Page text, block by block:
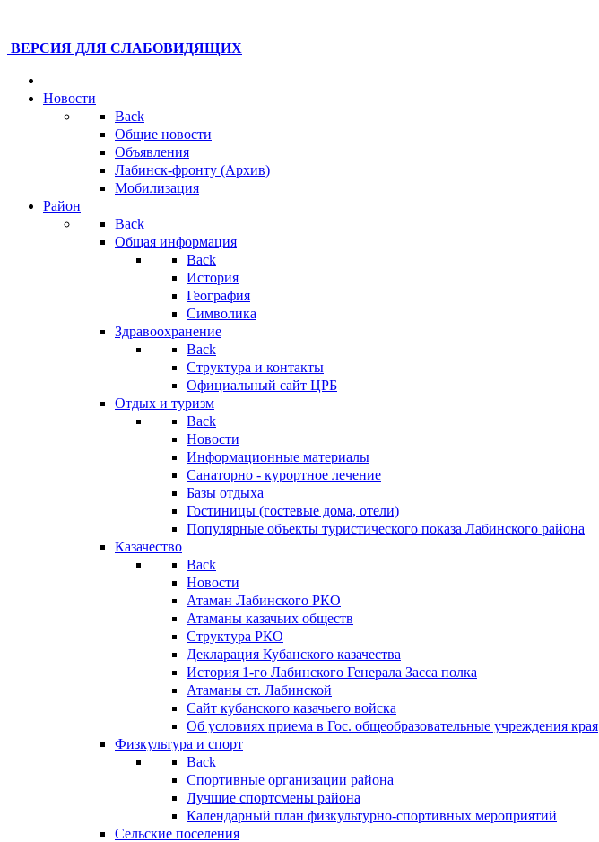
ВЕРСИЯ ДЛЯ СЛАБОВИДЯЩИХ
Новости
Back
Общие новости
Объявления
Лабинск-фронту (Архив)
Мобилизация
Район
Back
Общая информация
Back
История
География
Символика
Здравоохранение
Back
Структура и контакты
Официальный сайт ЦРБ
Отдых и туризм
Back
Новости
Информационные материалы
Санаторно - курортное лечение
Базы отдыха
Гостиницы (гостевые дома, отели)
Популярные объекты туристического показа Лабинского района
Казачество
Back
Новости
Атаман Лабинского РКО
Атаманы казачьих обществ
Структура РКО
Декларация Кубанского казачества
История 1-го Лабинского Генерала Засса полка
Атаманы ст. Лабинской
Cайт кубанского казачьего войска
Об условиях приема в Гос. общеобразовательные учреждения края
Физкультура и спорт
Back
Спортивные организации района
Лучшие спортсмены района
Календарный план физкультурно-спортивных мероприятий
Сельские поселения